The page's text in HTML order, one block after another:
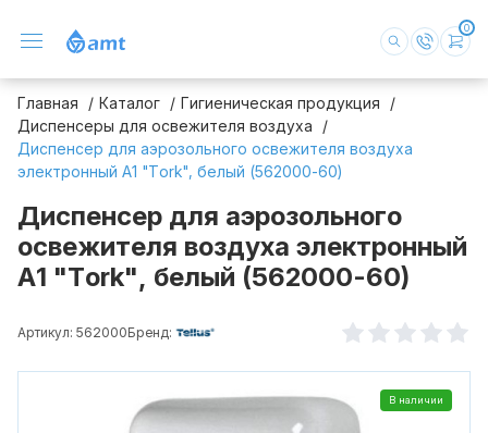
0
Главная Каталог
Гигиеническая продукция
Диспенсеры для освежителя воздуха
Диспенсер для аэрозольного освежителя воздуха
электронный А1 "Tork", белый (562000-60)
Диспенсер для аэрозольного
освежителя воздуха электронный
А1 "Tork", белый (562000-60)
Артикул: 562000Бренд:
В наличии